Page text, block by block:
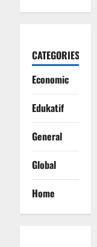
CATEGORIES
Economic
Edukatif
General
Global
Home